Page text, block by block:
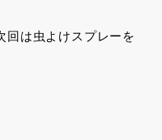
回は虫よけスプレーを